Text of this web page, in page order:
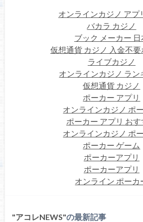
オンラインカジノ アプ
バカラ カジノ
ブック メーカー 日
仮想通貨 カジノ 入金不要
ライブカジノ
オンラインカジノ ラン
仮想通貨 カジノ
ポーカー アプリ
オンラインカジノ ポ
ポーカー アプリ おす
オンラインカジノ ポ
ポーカー ゲーム
ポーカーアプリ
ポーカーアプリ
オンライン ポーカ
アコレNEWS の最新記事